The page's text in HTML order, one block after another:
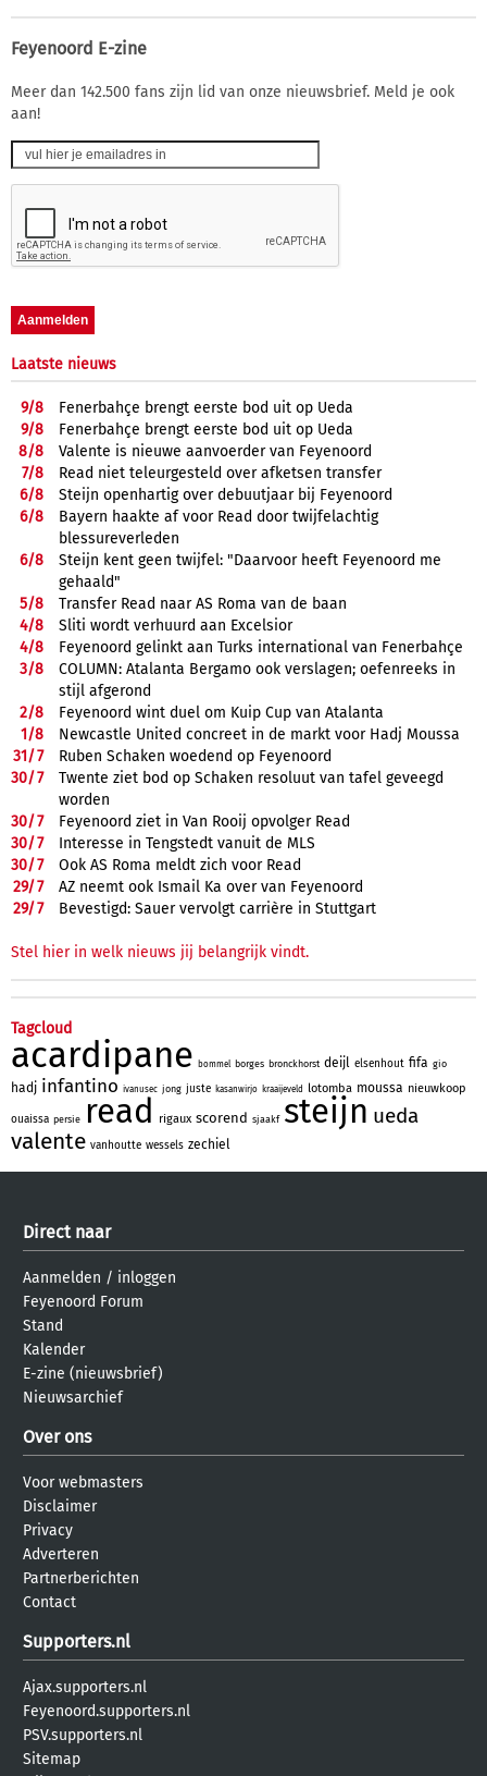
Feyenoord E-zine
Meer dan 142.500 fans zijn lid van onze nieuwsbrief. Meld je ook
aan!
Laatste nieuws
9/8
Fenerbahçe brengt eerste bod uit op Ueda
9/8
Fenerbahçe brengt eerste bod uit op Ueda
8/8
Valente is nieuwe aanvoerder van Feyenoord
7/8
Read niet teleurgesteld over afketsen transfer
6/8
Steijn openhartig over debuutjaar bij Feyenoord
6/8
Bayern haakte af voor Read door twijfelachtig
blessureverleden
6/8
Steijn kent geen twijfel: "Daarvoor heeft Feyenoord me
gehaald"
5/8
Transfer Read naar AS Roma van de baan
4/8
Sliti wordt verhuurd aan Excelsior
4/8
Feyenoord gelinkt aan Turks international van Fenerbahçe
3/8
COLUMN: Atalanta Bergamo ook verslagen; oefenreeks in
stijl afgerond
2/8
Feyenoord wint duel om Kuip Cup van Atalanta
1/8
Newcastle United concreet in de markt voor Hadj Moussa
31/7
Ruben Schaken woedend op Feyenoord
30/7
Twente ziet bod op Schaken resoluut van tafel geveegd
worden
30/7
Feyenoord ziet in Van Rooij opvolger Read
30/7
Interesse in Tengstedt vanuit de MLS
30/7
Ook AS Roma meldt zich voor Read
29/7
AZ neemt ook Ismail Ka over van Feyenoord
29/7 Bevestigd: Sauer vervolgt carrière in Stuttgart
Stel hier in welk nieuws jij belangrijk vindt.
Tagcloud
acardipane bommel borges bronckhorst deijl elsenhout fifa gio
hadj infantino ivanusec jong juste kasanwirjo kraaijeveld lotomba moussa nieuwkoop
ouaissa persie read rigaux scorend sjaakf steijn ueda
valente vanhoutte wessels zechiel
Direct naar
Aanmelden / inloggen
Feyenoord Forum
Stand
Kalender
E-zine (nieuwsbrief)
Nieuwsarchief
Over ons
Voor webmasters
Disclaimer
Privacy
Adverteren
Partnerberichten
Contact
Supporters.nl
Ajax.supporters.nl
Feyenoord.supporters.nl
PSV.supporters.nl
Sitemap